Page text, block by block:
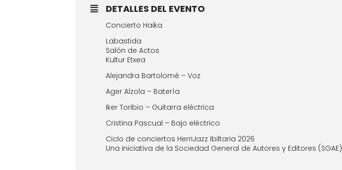
DETALLES DEL EVENTO
Concierto Haika
Labastida
Salón de Actos
Kultur Etxea
Alejandra Bartolomé – Voz
Ager Alzola – Batería
Iker Toribio – Guitarra eléctrica
Cristina Pascual – Bajo eléctrico
Ciclo de conciertos HerriJazz Ibiltaria 2026
Una iniciativa de la Sociedad General de Autores y Editores (SGAE)